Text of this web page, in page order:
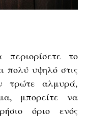
περιορίσετε το
πολύ υψηλό στις
τρώτε αλμυρά,
μπορείτε να
όριο ενός